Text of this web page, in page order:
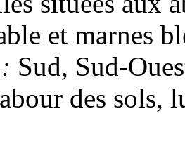
et marnes
Sud, Sud-
des sols,